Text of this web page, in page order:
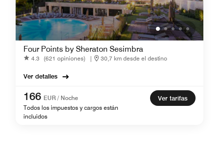
Four Points by Sheraton Sesimbra
4.3 (621 opiniones) | 30,7 km desde el destino
Ver detalles
166 EUR / Noche
Todos los impuestos y cargos están
incluidos
Ver tarifas